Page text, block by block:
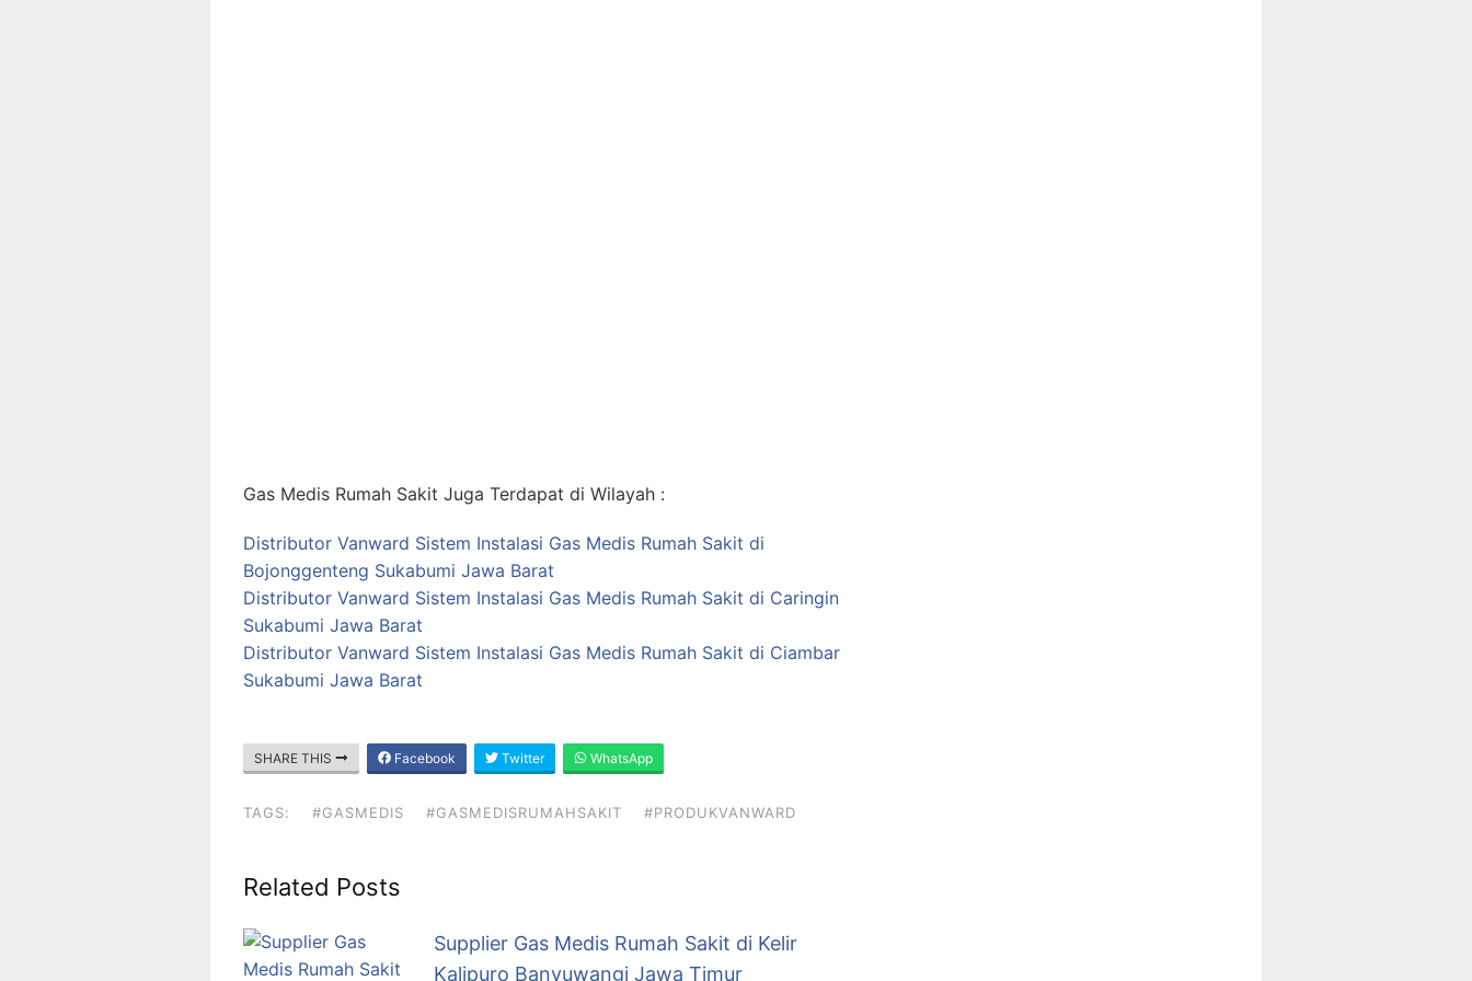
Gas Medis Rumah Sakit Juga Terdapat di Wilayah :
Distributor Vanward Sistem Instalasi Gas Medis Rumah Sakit di
Bojonggenteng Sukabumi Jawa Barat
Distributor Vanward Sistem Instalasi Gas Medis Rumah Sakit di Caringin
Sukabumi Jawa Barat
Distributor Vanward Sistem Instalasi Gas Medis Rumah Sakit di Ciambar
Sukabumi Jawa Barat
SHARE THIS Facebook Twitter WhatsApp
TAGS: #GASMEDIS #GASMEDISRUMAHSAKIT #PRODUKVANWARD
Related Posts
Supplier Gas Medis Rumah Sakit di Kelir
Kalipuro Banyuwangi Jawa Timur